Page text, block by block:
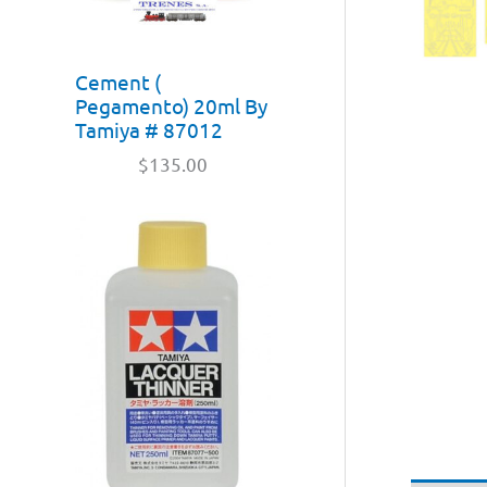
Cement (
Pegamento) 20ml By
Tamiya # 87012
$135.00